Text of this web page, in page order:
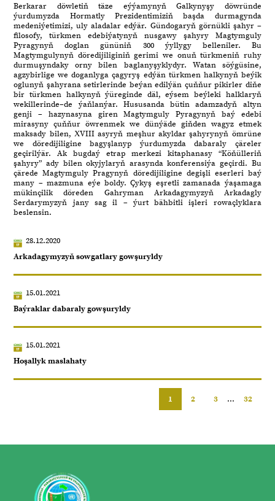
Berkarar döwletiň täze eýýamynyň Galkynyşy döwründe
ýurdumyzda Hormatly Prezidentimiziň başda durmagynda
medeniýetimizi, uly aladalar edýär. Gündogaryň görnükli şahyr –
filosofy, türkmen edebiýatynyň nusgawy şahyry Magtymguly
Pyragynyň doglan gününiň 300 ýyllygy belleniler. Bu
Magtymgulynyň döredijiliginiň gerimi we onuň türkmeniň ruhy
durmuşyndaky orny bilen baglanyşyklydyr. Watan söýgüsine,
agzybirlige we doganlyga çagyryş edýän türkmen halkynyň beýik
oglunyň şahyrana setirlerinde beýan edilýän çuňňur pikirler diňe
bir türkmen halkynyň ýüreginde däl, eýsem beýleki halklaryň
wekillerinde–de ýaňlanýar. Hususanda bütin adamzadyň altyn
genji – hazynasyna giren Magtymguly Pyragynyň baý edebi
mirasyny çuňňur öwrenmek we dünýäde giňden wagyz etmek
maksady bilen, ХVIII asyryň meşhur akyldar şahyrynyň ömrüne
we döredijiligine bagyşlanyp ýurdumyzda dabaraly çäreler
geçirilýär. Ak bugdaý etrap merkezi kitaphanasy “Köňülleriň
şahyry” ady bilen okyjylaryň arasynda konferensiýa geçirdi. Bu
çärede Magtymguly Pragynyň döredijiligine degişli eserleri baý
many – mazmuna eýe boldy. Çykyş eşretli zamanada ýaşamaga
mükinçilik döreden Gahryman Arkadagymyzyň Arkadagly
Serdarymyzyň jany sag il – ýurt bähbitli işleri rowaçlyklara
beslensin.
28.12.2020
Arkadagymyzyň sowgatlary gowşuryldy
15.01.2021
Baýraklar dabaraly gowşuryldy
15.01.2021
Hoşallyk maslahaty
1 2 3 ... 32